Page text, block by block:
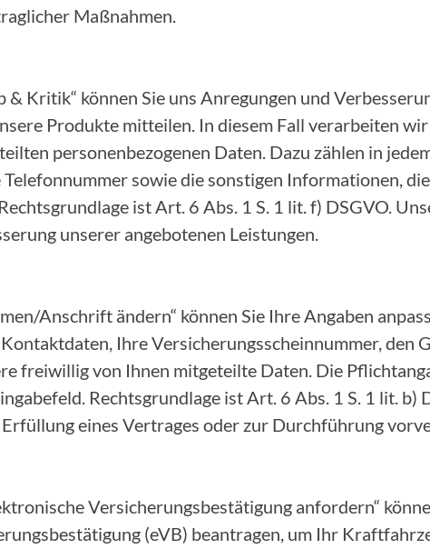
Maßnahmen.
& Kritik“ können Sie uns Anregungen und
Produkte mitteilen. In diesem Fall verarbeiten
personenbezogenen Daten. Dazu zählen in
sowie die sonstigen Informationen,
ist Art. 6 Abs. 1 S. 1 lit. f) DSGVO.
unserer angebotenen Leistungen.
Anschrift ändern“ können Sie Ihre Angaben
Ihre Versicherungsscheinnummer, den
freiwillig von Ihnen mitgeteilte Daten. Die
Rechtsgrundlage ist Art. 6 Abs. 1 S. 1 lit.
eines Vertrages oder zur Durchführung
Versicherungsbestätigung anfordern“
(eVB) beantragen, um Ihr